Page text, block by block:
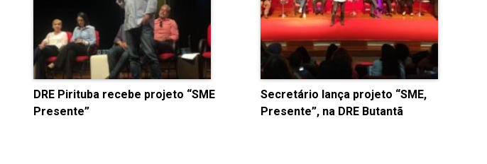
DRE Pirituba recebe projeto “SME
Presente”
Secretário lança projeto “SME,
Presente”, na DRE Butantã